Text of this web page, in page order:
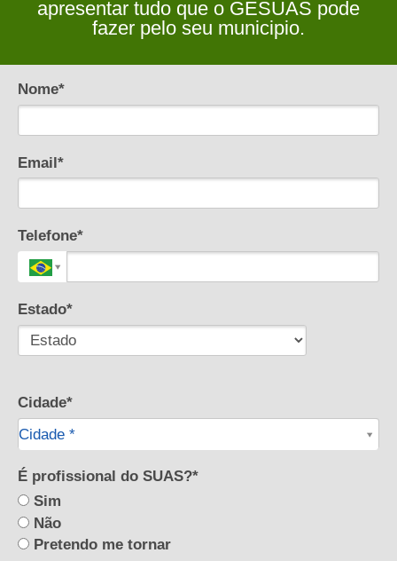
apresentar tudo que o GESUAS pode
fazer pelo seu municipio.
Nome*
Email*
Telefone*
Estado*
Cidade*
Cidade *
Cidade*
É profissional do SUAS?*
Sim
Não
Pretendo me tornar